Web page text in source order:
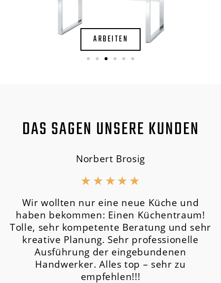
DAS SAGEN UNSERE KUNDEN
Norbert Brosig
★ ★ ★ ★ ★
Wir wollten nur eine neue Küche und
haben bekommen: Einen Küchentraum!
Tolle, sehr kompetente Beratung und sehr
kreative Planung. Sehr professionelle
Ausführung der eingebundenen
Handwerker. Alles top – sehr zu
empfehlen!!!